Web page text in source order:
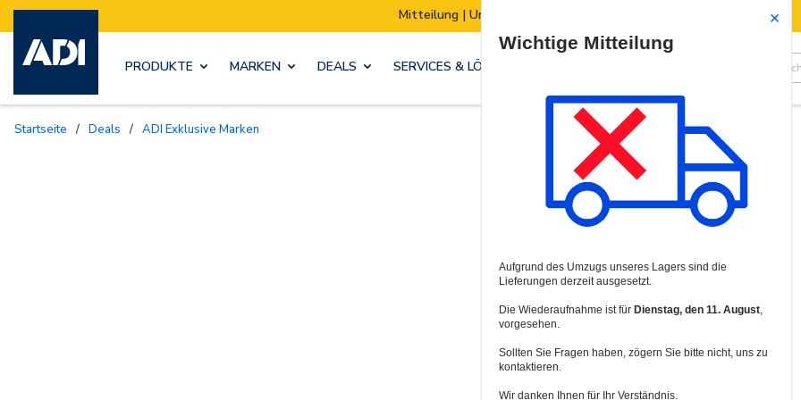
Mitteilung | Unser Lager zieht um: Security
PRODUKTE MARKEN DEALS SERVICES & LÖSUNGEN
Startseite / Deals / ADI Exklusive Marken